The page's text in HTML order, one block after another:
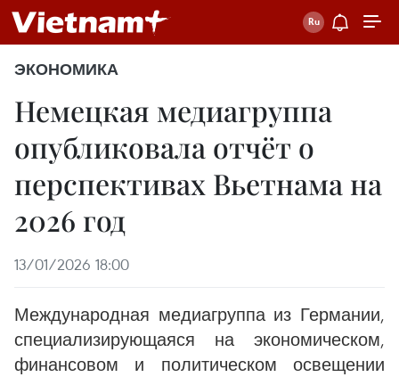
ЭКОНОМИКА
Немецкая медиагруппа
опубликовала отчёт о
перспективах Вьетнама на
2026 год
13/01/2026 18:00
Международная медиагруппа из Германии,
специализирующаяся на экономическом,
финансовом и политическом освещении